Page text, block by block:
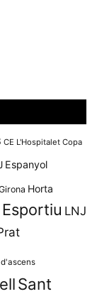
CE L'Hospitalet Copa
Espanyol
Horta
LNJ
Sant